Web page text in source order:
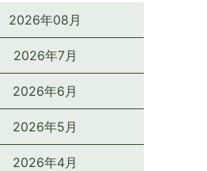
2026年08月
2026年7月
2026年6月
2026年5月
2026年4月